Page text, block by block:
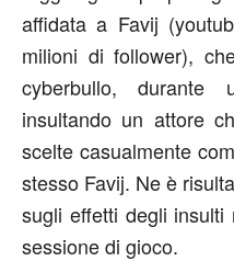
affidata a Favij
milioni di follower),
cyberbullo,
insultando un attore
scelte casualmente
stesso Favij. Ne è
sugli effetti degli insulti
sessione di gioco.